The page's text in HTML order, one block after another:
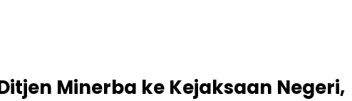
Minerba ke Kejaksaan Negeri,